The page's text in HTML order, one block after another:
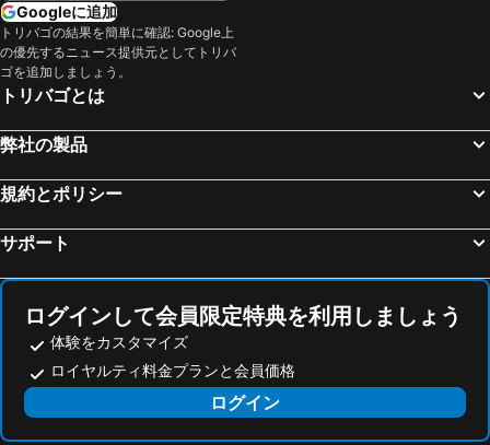
Googleに追加
トリバゴの結果を簡単に確認: Google上
の優先するニュース提供元としてトリバ
ゴを追加しましょう。
トリバゴとは
弊社の製品
規約とポリシー
サポート
ログインして会員限定特典を利用しましょう
体験をカスタマイズ
ロイヤルティ料金プランと会員価格
ログイン